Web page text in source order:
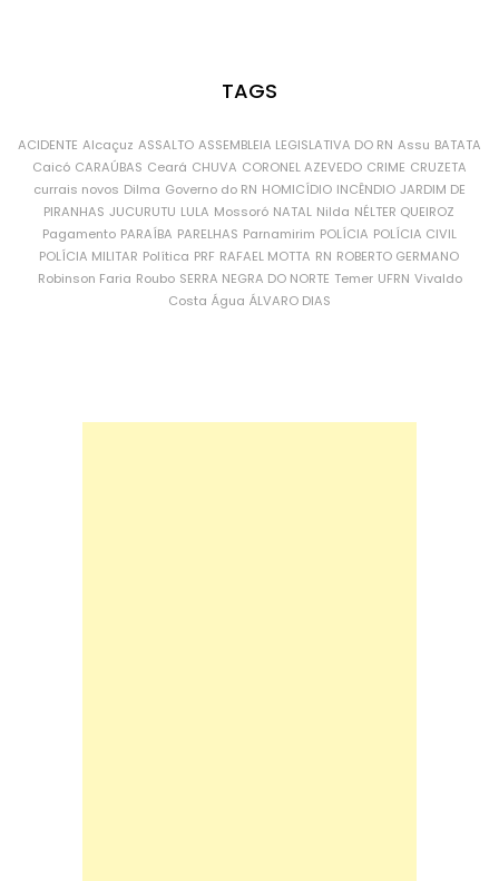
TAGS
ACIDENTE Alcaçuz ASSALTO ASSEMBLEIA LEGISLATIVA DO RN Assu BATATA
Caicó CARAÚBAS Ceará CHUVA CORONEL AZEVEDO CRIME CRUZETA
currais novos Dilma Governo do RN HOMICÍDIO INCÊNDIO JARDIM DE
PIRANHAS JUCURUTU LULA Mossoró NATAL Nilda NÉLTER QUEIROZ
Pagamento PARAÍBA PARELHAS Parnamirim POLÍCIA POLÍCIA CIVIL
POLÍCIA MILITAR Política PRF RAFAEL MOTTA RN ROBERTO GERMANO
Robinson Faria Roubo SERRA NEGRA DO NORTE Temer UFRN Vivaldo
Costa Água ÁLVARO DIAS